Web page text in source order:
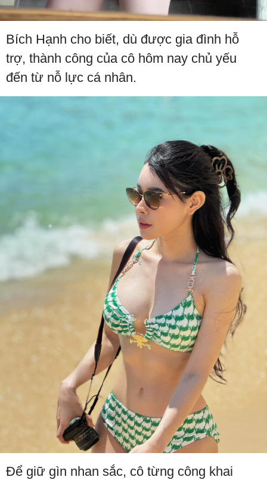
Bích Hạnh cho biết, dù được gia đình hỗ
trợ, thành công của cô hôm nay chủ yếu
đến từ nỗ lực cá nhân.
Để giữ gìn nhan sắc, cô từng công khai